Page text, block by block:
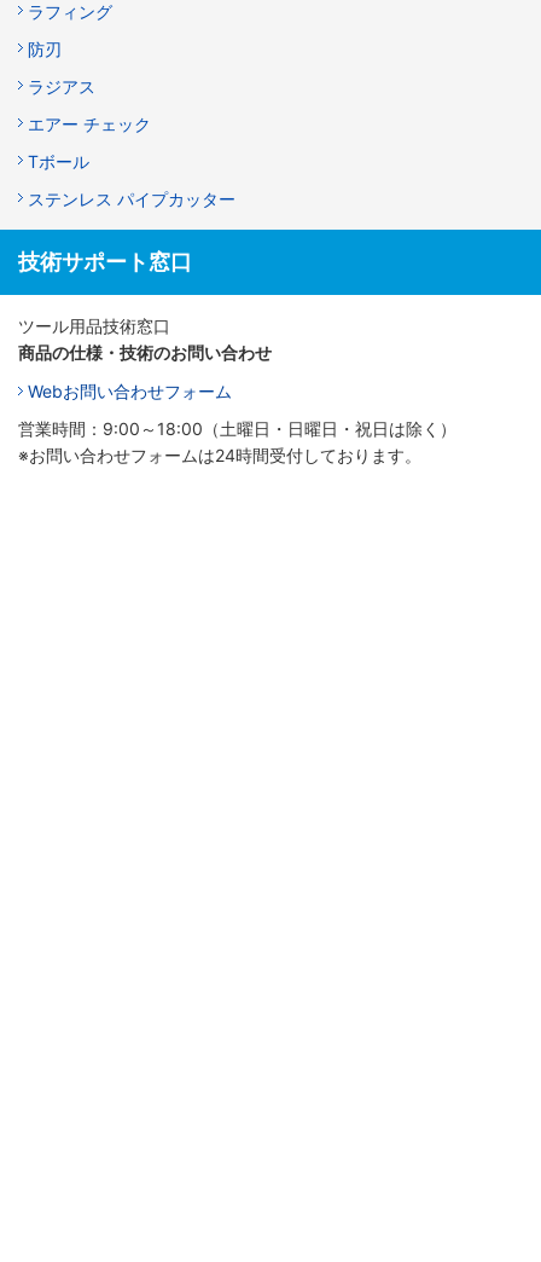
ラフィング
防刃
ラジアス
エアー チェック
Tボール
ステンレス パイプカッター
技術サポート窓口
ツール用品技術窓口
商品の仕様・技術のお問い合わせ
Webお問い合わせフォーム
営業時間：9:00～18:00（土曜日・日曜日・祝日は除く）
※お問い合わせフォームは24時間受付しております。